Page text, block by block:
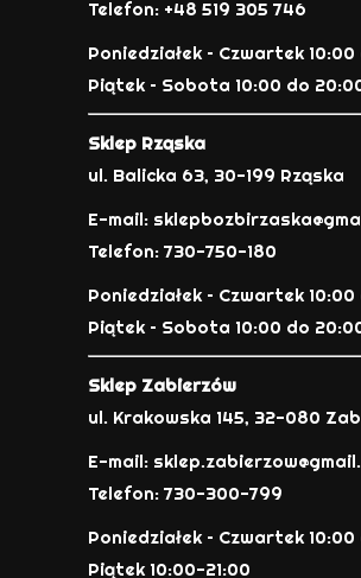
Telefon: +48 519 305 746
Poniedziałek – Czwartek 10:00
Piątek – Sobota 10:00 do
Sklep Rząska
ul. Balicka 63, 30-199 Rząska
E-mail:
Telefon: 730-750-180
Poniedziałek – Czwartek 10:00
Piątek – Sobota 10:00 do
Sklep Zabierzów
ul. Krakowska 145, 32-080
E-mail:
Telefon: 730-300-799
Poniedziałek – Czwartek
Piątek 10:00-21:00